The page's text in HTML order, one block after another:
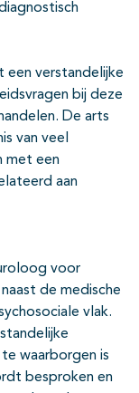
een verstandelijke
bij deze
De arts
van veel
met een
aan
voor
de medische
vlak.
waarborgen is
besproken en